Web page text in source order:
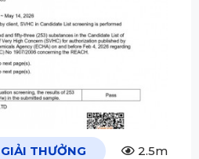
THƯỞNG 2.5m